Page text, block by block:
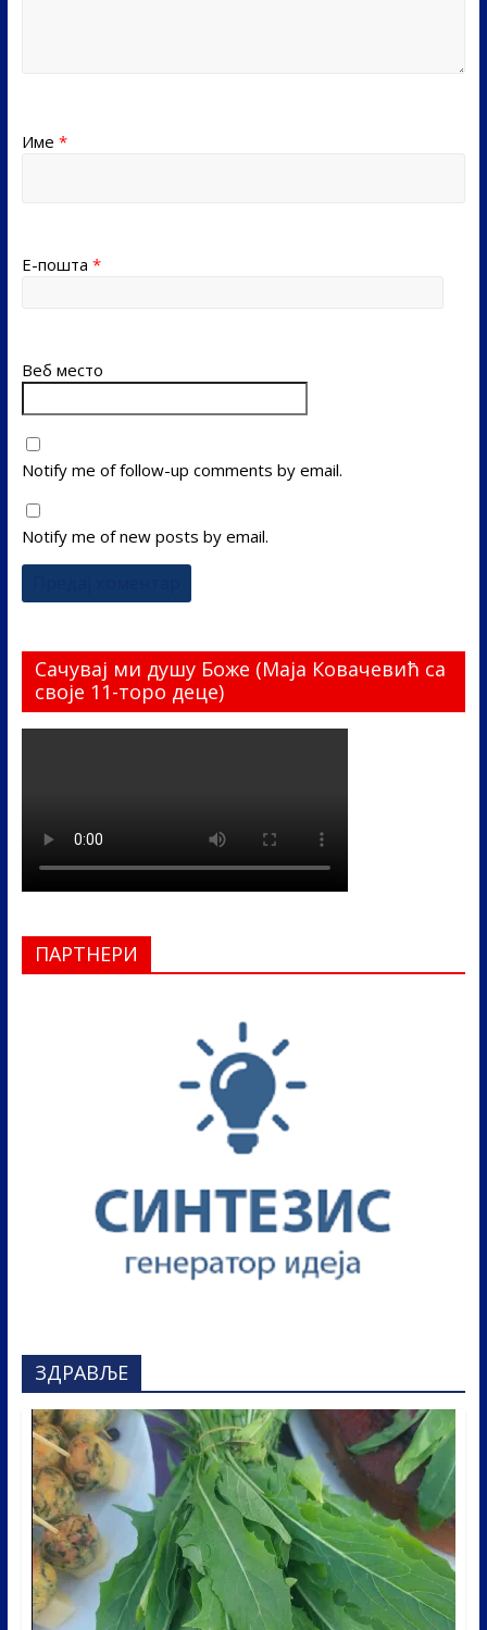
Име *
Е-пошта *
Веб место
Notify me of follow-up comments by email.
Notify me of new posts by email.
Сачувај ми душу Боже (Маја Ковачевић са
своје 11-торо деце)
ПАРТНЕРИ
ЗДРАВЉЕ